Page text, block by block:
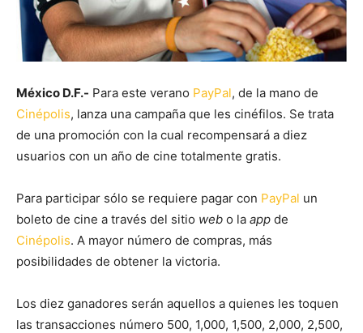
México D.F.- Para este verano PayPal, de la mano de
Cinépolis, lanza una campaña que les cinéfilos. Se trata
de una promoción con la cual recompensará a diez
usuarios con un año de cine totalmente gratis.
Para participar sólo se requiere pagar con PayPal un
boleto de cine a través del sitio web o la app de
Cinépolis. A mayor número de compras, más
posibilidades de obtener la victoria.
Los diez ganadores serán aquellos a quienes les toquen
las transacciones número 500, 1,000, 1,500, 2,000, 2,500,